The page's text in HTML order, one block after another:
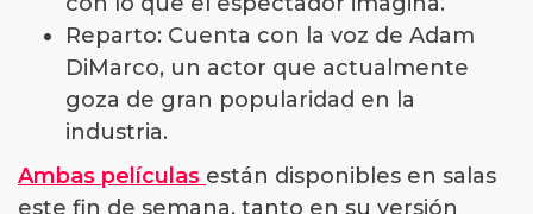
Reparto: Cuenta con la voz de Adam
DiMarco, un actor que actualmente
goza de gran popularidad en la
industria.
Ambas películas están disponibles en salas
este fin de semana, tanto en su versión